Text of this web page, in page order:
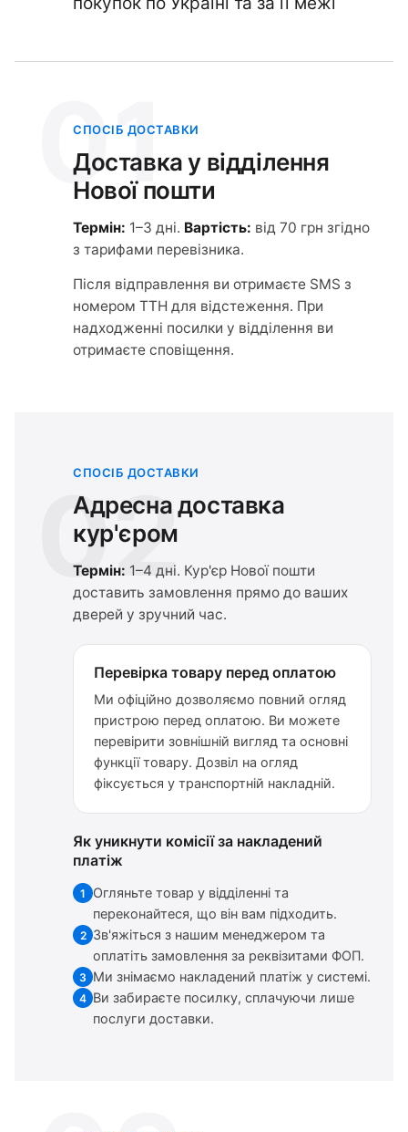
01
СПОСІБ ДОСТАВКИ
Доставка у відділення
Нової пошти
Термін: 1–3 дні. Вартість: від 70 грн згідно
з тарифами перевізника.
Після відправлення ви отримаєте SMS з
номером ТТН для відстеження. При
надходженні посилки у відділення ви
отримаєте сповіщення.
02
СПОСІБ ДОСТАВКИ
Адресна доставка
кур'єром
Термін: 1–4 дні. Кур'єр Нової пошти
доставить замовлення прямо до ваших
дверей у зручний час.
Перевірка товару перед оплатою
Ми офіційно дозволяємо повний огляд
пристрою перед оплатою. Ви можете
перевірити зовнішній вигляд та основні
функції товару. Дозвіл на огляд
фіксується у транспортній накладній.
Як уникнути комісії за накладений
платіж
1
Огляньте товар у відділенні та
переконайтеся, що він вам підходить.
2 Зв'яжіться з нашим менеджером та
оплатіть замовлення за реквізитами ФОП.
3 Ми знімаємо накладений платіж у системі.
4 Ви забираєте посилку, сплачуючи лише
послуги доставки.